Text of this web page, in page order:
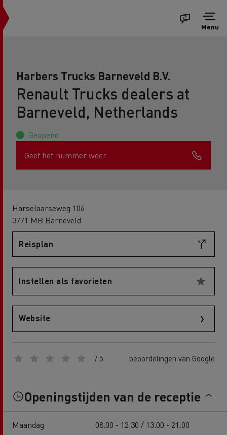
Menu
Harbers Trucks Barneveld B.V.
Renault Trucks dealers at
Barneveld, Netherlands
Geopend
Geef het nummer weer
Harselaarseweg 106
3771 MB Barneveld
Reisplan
Instellen als favorieten
Website
/ 5 beoordelingen van Google
Openingstijden van de receptie
Maandag
08:00 - 12:30 / 13:00 - 21:00